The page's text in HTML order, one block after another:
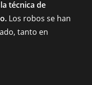
técnica de
Los robos se han
tanto en